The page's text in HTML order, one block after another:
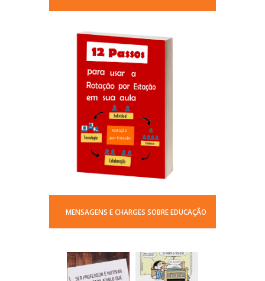
MENSAGENS E CHARGES SOBRE EDUCAÇÃO